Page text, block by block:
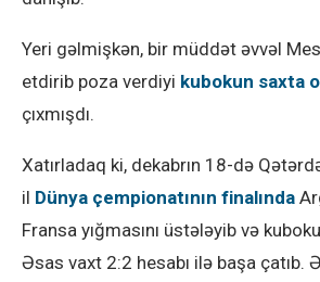
Yeri gəlmişkən, bir müddət əvvəl
etdirib poza verdiyi kubokun saxta
çıxmışdı.
Xatırladaq ki, dekabrın 18-də
il Dünya çempionatının finalında
Fransa yığmasını üstələyib və
Əsas vaxt 2:2 hesabı ilə başa çatıb.